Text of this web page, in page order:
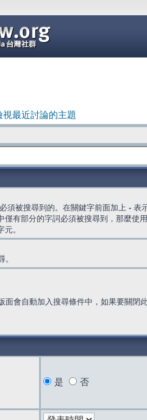
視最近討論的主題
須被搜尋到的。在關鍵字前面加上 - 表
僅有部分的字詞必須被搜尋到，那麼使
元。
面會自動加入搜尋條件中，如果要關閉
是 否